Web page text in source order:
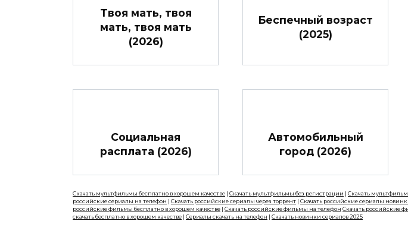
Твоя мать, твоя
мать, твоя мать
(2026)
Беспечный возраст
(2025)
Социальная
расплата (2026)
Автомобильный
город (2026)
Скачать мультфильмы бесплатно в хорошем качестве | Скачать мультфильмы без регистрации | Скачать
российские сериалы на телефон | Скачать российские сериалы через торрент | Скачать российские сериалы
российские фильмы бесплатно в хорошем качестве | Скачать российские фильмы на телефон Скачать российские
скачать бесплатно в хорошем качестве | Сериалы скачать на телефон | Скачать новинки сериалов 2025